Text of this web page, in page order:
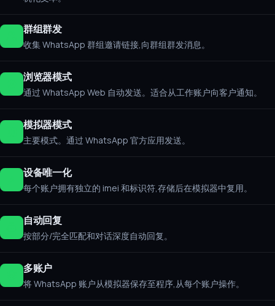
群组群发
收集 WhatsApp 群组邀请链接,向群组群发消息。
浏览器模式
通过 WhatsApp Web 自动发送。适合从工作账户向客户通知。
模拟器模式
主要模式。通过 WhatsApp 官方应用发送。
设备唯一化
每个账户拥有独立的 imei 和标识符,存储后在模拟器中复用。
自动回复
按部分/完全匹配和对话深度自动回复。
多账户
将 WhatsApp 账户从模拟器保存至程序,从每个账户操作。